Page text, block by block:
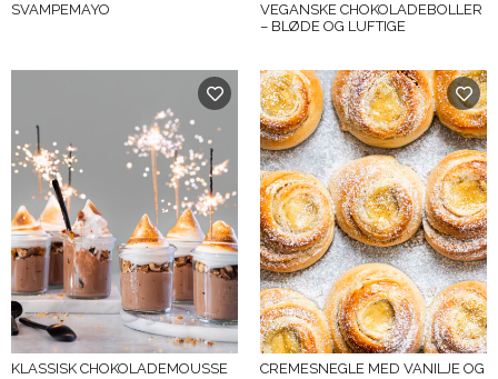
SVAMPEMAYO
VEGANSKE CHOKOLADEBOLLER
– BLØDE OG LUFTIGE
KLASSISK CHOKOLADEMOUSSE
CREMESNEGLE MED VANILJE OG